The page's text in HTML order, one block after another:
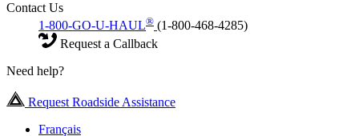
Contact Us
1-800-GO-U-HAUL® (1-800-468-4285)
Request a Callback
Need help?
Request Roadside Assistance
Français